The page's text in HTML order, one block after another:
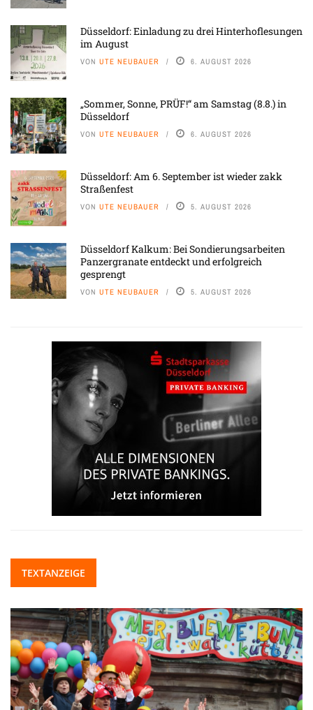
Düsseldorf: Einladung zu drei Hinterhoflesungen
im August
VON UTE NEUBAUER 6. AUGUST 2026
„Sommer, Sonne, PRÜF!“ am Samstag (8.8.) in
Düsseldorf
VON UTE NEUBAUER 6. AUGUST 2026
Düsseldorf: Am 6. September ist wieder zakk
Straßenfest
VON UTE NEUBAUER 5. AUGUST 2026
Düsseldorf Kalkum: Bei Sondierungsarbeiten
Panzergranate entdeckt und erfolgreich
gesprengt
VON UTE NEUBAUER 5. AUGUST 2026
TEXTANZEIGE